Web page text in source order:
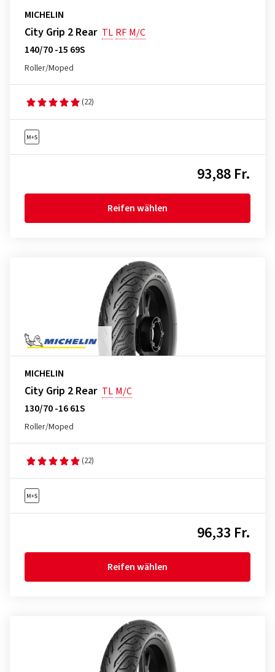
MICHELIN
City Grip 2 Rear TL RF M/C
140/70 -15 69S
Roller/Moped
(22)
93,88 Fr.
Reifen wählen
MICHELIN
City Grip 2 Rear TL M/C
130/70 -16 61S
Roller/Moped
(22)
96,33 Fr.
Reifen wählen